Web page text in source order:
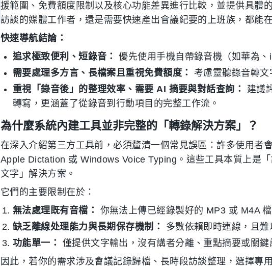
援範圍、免費額度限制以及核心功能差異進行比較，並提供具體
訪談的媒體工作者，還是需要快速產出會議紀要的上班族，都能
快速導航結論：
追求極致便利、短錄音：
優先使用手機自帶錄音機（如華為、
需要處理多方言、長檔案且重視免費額度：
考慮靈聽錄音轉文
重視「錄音後」的整理效率、需要 AI 摘要與對話查詢：
建議
轉寫，更涵蓋了從錄音到行動項目的完整工作流。
為什麼系統內建工具並非完整的「轉錄解決方案」？
在深入介紹第三方工具前，必須釐清一個常見誤區：許多使用者
Apple Dictation 或 Windows Voice Typing。這些工具本質上是
文字」解決方案。
它們的主要限制在於：
無法處理既有音檔：
你無法上傳已經錄製好的 MP3 或 M4A
缺乏離線处理能力與長期保存機制：
多數依賴即時連線，且難
功能單一：
僅提供文字輸出，沒有講者分離、重點摘要或關鍵
因此，若你的需求涉及會議記錄歸檔、長時段訪談整理，選擇專